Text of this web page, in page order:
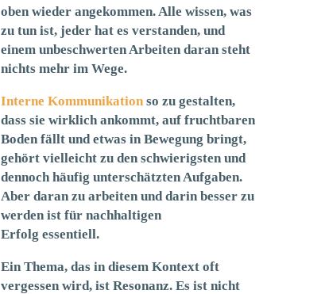
oben wieder angekommen. Alle wissen, was
zu tun ist, jeder hat es verstanden, und
einem unbeschwerten Arbeiten daran steht
nichts mehr im Wege.
Interne Kommunikation so zu gestalten,
dass sie wirklich ankommt, auf fruchtbaren
Boden fällt und etwas in Bewegung bringt,
gehört vielleicht zu den schwierigsten und
dennoch häufig unterschätzten Aufgaben.
Aber daran zu arbeiten und darin besser zu
werden ist für nachhaltigen
Erfolg essentiell.
Ein Thema, das in diesem Kontext oft
vergessen wird, ist Resonanz. Es ist nicht